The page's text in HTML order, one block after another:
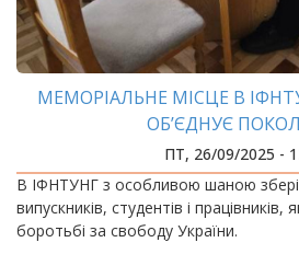
МЕМОРІАЛЬНЕ МІСЦЕ В
ОБ’ЄДНУЄ
ПТ, 26/09/2025 -
В ІФНТУНГ з особливою шаною
випускників, студентів і працівників,
боротьбі за свободу України.